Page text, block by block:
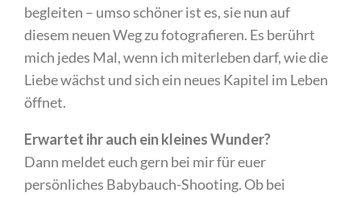
begleiten – umso schöner ist es, sie nun auf
diesem neuen Weg zu fotografieren. Es berührt
mich jedes Mal, wenn ich miterleben darf, wie die
Liebe wächst und sich ein neues Kapitel im Leben
öffnet.
Erwartet ihr auch ein kleines Wunder?
Dann meldet euch gern bei mir für euer
persönliches Babybauch-Shooting. Ob bei